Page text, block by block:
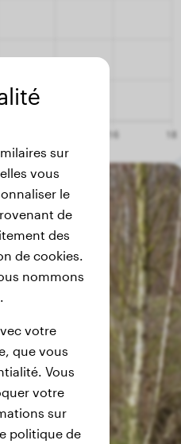
sur
vous
le
de
des
de cookies.
nommons
votre
que vous
Vous
votre
sur
politique de